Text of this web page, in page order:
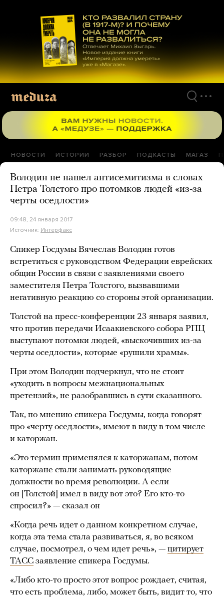
материалам
НОВОСТИ ИСТОРИИ РАЗБОР ПОДКАСТЫ МАГАЗ
Володин не нашел антисемитизма в словах
Петра Толстого про потомков людей «из-за
черты оседлости»
09:48, 24 января 2017
Источник: Интерфакс
Спикер Госдумы Вячеслав Володин готов
встретиться с руководством Федерации еврейских
общин России в связи с заявлениями своего
заместителя Петра Толстого, вызвавшими
негативную реакцию со стороны этой организации.
Толстой на пресс-конференции 23 января заявил,
что против передачи Исаакиевского собора РПЦ
выступают потомки людей, «выскочивших из-за
черты оседлости», которые «рушили храмы».
При этом Володин подчеркнул, что не стоит
«уходить в вопросы межнациональных
претензий», не разобравшись в сути сказанного.
Так, по мнению спикера Госдумы, когда говорят
про «черту оседлости», имеют в виду в том числе
и каторжан.
«Это термин применялся к каторжанам, потом
каторжане стали занимать руководящие
должности во время революции. А если
он [Толстой] имел в виду вот это? Его кто-то
спросил?» — сказал он
«Когда речь идет о данном конкретном случае,
когда эта тема стала развиваться, я, во всяком
случае, посмотрел, о чем идет речь», — цитирует
ТАСС заявление спикера Госдумы.
«Либо кто-то просто этот вопрос рождает, считая,
что есть проблема, либо, может быть, видит то, что